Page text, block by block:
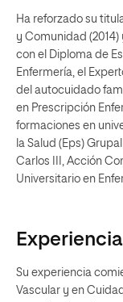
Ha reforzado su
y Comunidad (2014)
con el Diploma de
Enfermería, el
del autocuidado
en Prescripción
formaciones en
la Salud (Eps)
Carlos III, Acción
Universitario en
Experiencia
Su experiencia
Vascular y en